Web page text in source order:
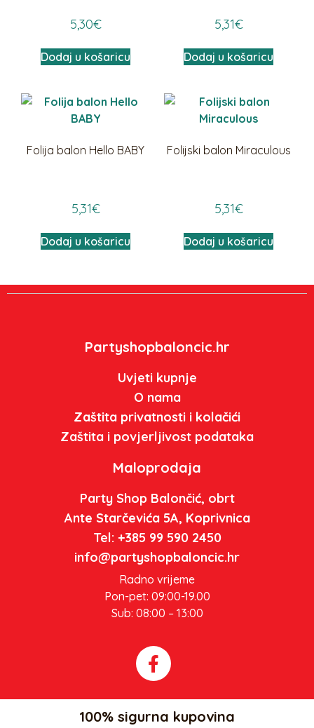
5,30€
Dodaj u košaricu
5,31€
Dodaj u košaricu
Folija balon Hello BABY
5,31€
Dodaj u košaricu
Folijski balon Miraculous
5,31€
Dodaj u košaricu
Partyshopbaloncic.hr
Uvjeti kupnje
O nama
Zaštita privatnosti i kolačići
Zaštita i povjerljivost podataka
Maloprodaja
Party Shop Balončić, obrt
Ante Starčevića 5A, Koprivnica
Tel: +385 99 590 2450
info@partyshopbaloncic.hr
Radno vrijeme
Pon-pet: 09:00-19.00
Sub: 08:00 – 13:00
100% sigurna kupovina